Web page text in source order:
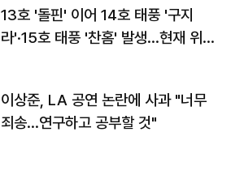
13호 '돌핀' 이어 14호 태풍 '구지
라'·15호 태풍 '찬홈' 발생…현재 위
이상준, LA 공연 논란에 사과 "너무
죄송…연구하고 공부할 것"